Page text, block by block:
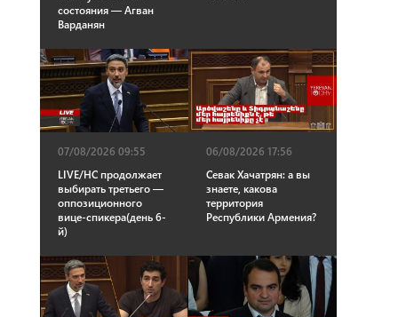
состояния — Агван
Варданян
07/08/2026 09:55
LIVE/НС продолжает
выбирать третьего —
оппозиционного
вице-спикера(день 6-
й)
06/08/2026 17:56
Севак Хачатрян: а вы
знаете, какова
территория
Республики Армения?